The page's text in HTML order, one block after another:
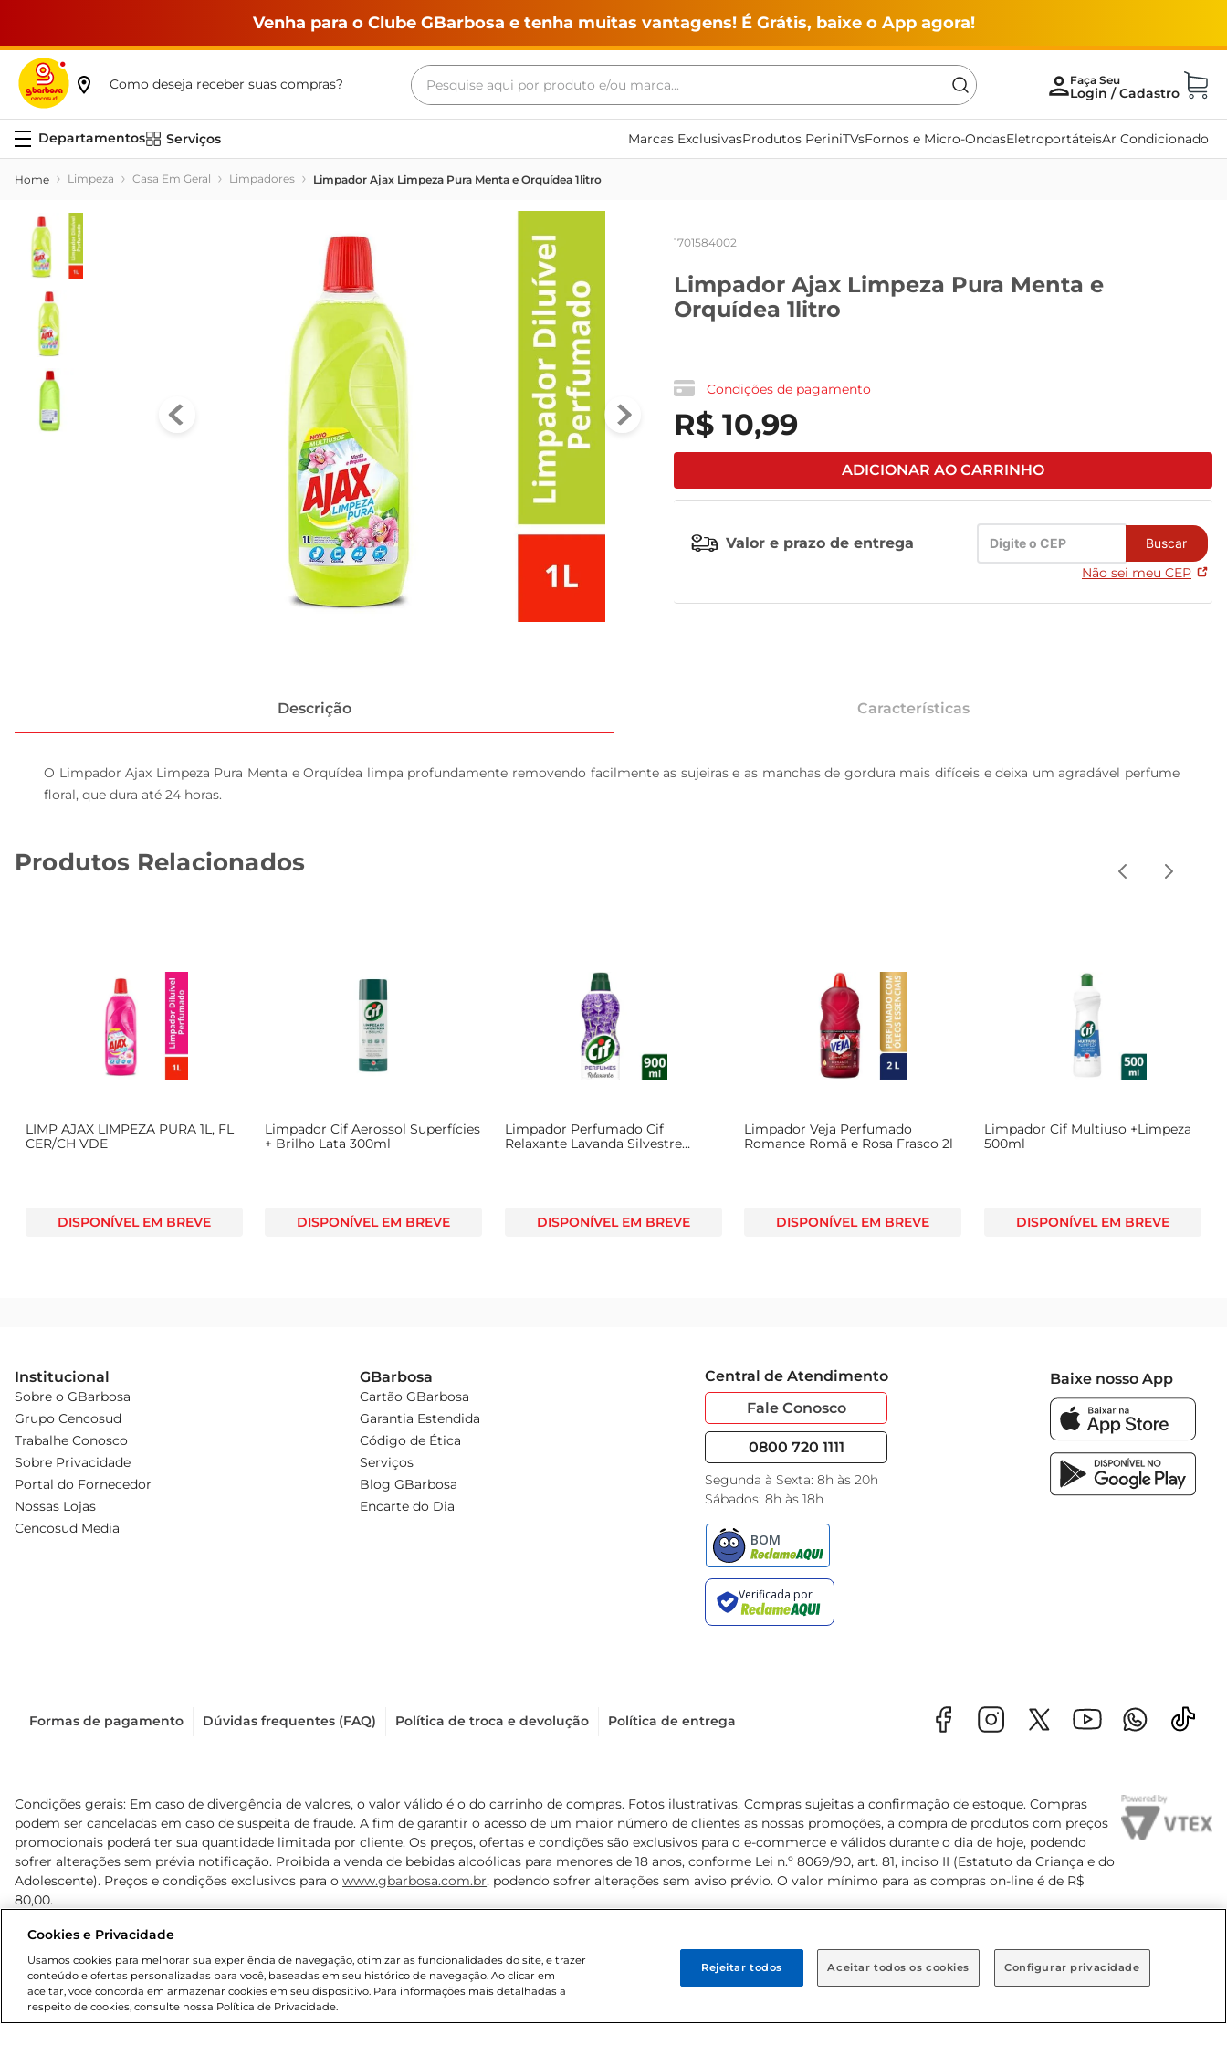
Venha para o Clube GBarbosa e tenha muitas vantagens! É Grátis, baixe o App agora!
Como deseja receber suas compras?
Pesquise aqui por produto e/ou marca...
Serviços Marcas ExclusivasProdutos PeriniTVsFornos e Micro-OndasEletroportáteisAr Condicionado
Limpeza Casa Em Geral Limpadores Limpador Ajax Limpeza Pura Menta e Orquídea 1litro
1701584002
Limpador Ajax Limpeza Pura Menta e
Orquídea 1litro
Condições de pagamento
R$ 10,99
ADICIONAR AO CARRINHO
Valor e prazo de entrega Buscar
Não sei meu CEP
Descrição Características
O Limpador Ajax Limpeza Pura Menta e Orquídea limpa profundamente removendo facilmente as sujeiras e as manchas de gordura mais difíceis e deixa um agradável perfume
floral, que dura até 24 horas.
Produtos Relacionados
LIMP AJAX LIMPEZA PURA 1L, FL
CER/CH VDE
DISPONÍVEL EM BREVE
Limpador Cif Aerossol Superfícies
+ Brilho Lata 300ml
DISPONÍVEL EM BREVE
Limpador Perfumado Cif
Relaxante Lavanda Silvestre
DISPONÍVEL EM BREVE
Limpador Veja Perfumado
Romance Romã e Rosa Frasco 2l
DISPONÍVEL EM BREVE
Limpador Cif Multiuso +Limpeza
500ml
DISPONÍVEL EM BREVE
Institucional
Sobre o GBarbosa
Grupo Cencosud
Trabalhe Conosco
Sobre Privacidade
Portal do Fornecedor
Nossas Lojas
Cencosud Media
GBarbosa
Cartão GBarbosa
Garantia Estendida
Código de Ética
Serviços
Blog GBarbosa
Encarte do Dia
Central de Atendimento
Fale Conosco
0800 720 1111
Segunda à Sexta: 8h às 20h
Sábados: 8h às 18h
Baixe nosso App
Formas de pagamento Dúvidas frequentes (FAQ) Política de troca e devolução Política de entrega
Condições gerais: Em caso de divergência de valores, o valor válido é o do carrinho de compras. Fotos ilustrativas. Compras sujeitas a confirmação de estoque. Compras
podem ser canceladas em caso de suspeita de fraude. A fim de garantir o acesso de um maior número de clientes as nossas promoções, a compra de produtos com preços
promocionais poderá ter sua quantidade limitada por cliente. Os preços, ofertas e condições são exclusivos para o e-commerce e válidos durante o dia de hoje, podendo
sofrer alterações sem prévia notificação. Proibida a venda de bebidas alcoólicas para menores de 18 anos, conforme Lei n.º 8069/90, art. 81, inciso II (Estatuto da Criança e do
Adolescente). Preços e condições exclusivos para o www.gbarbosa.com.br, podendo sofrer alterações sem aviso prévio. O valor mínimo para as compras on-line é de R$
80,00.
Cookies e Privacidade
Usamos cookies para melhorar sua experiência de navegação, otimizar as funcionalidades do site, e trazer
conteúdo e ofertas personalizadas para você, baseadas em seu histórico de navegação. Ao clicar em
aceitar, você concorda em armazenar cookies em seu dispositivo. Para informações mais detalhadas a
respeito de cookies, consulte nossa Política de Privacidade.
Configurar privacidade
Rejeitar todos Aceitar todos os cookies
Termos mais buscados
maquina lavar